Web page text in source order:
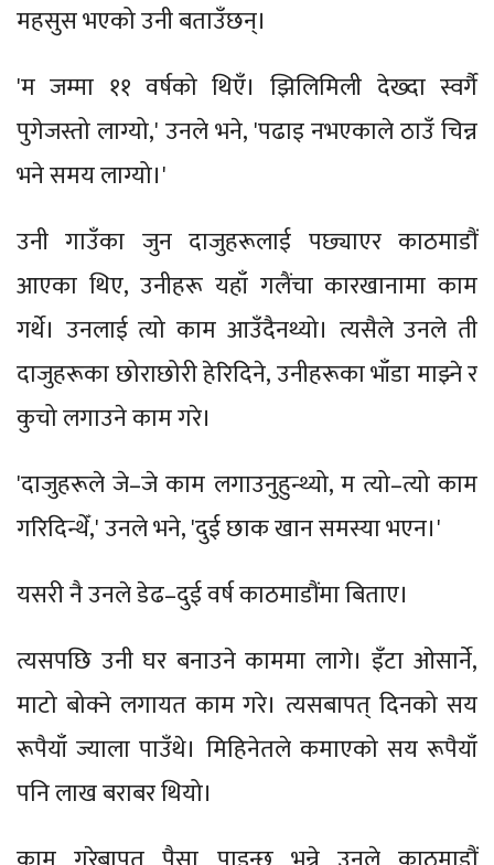
महसुस भएको उनी बताउँछन्।
'म जम्मा ११ वर्षको थिएँ। झिलिमिली देख्दा स्वर्गै
पुगेजस्तो लाग्यो,' उनले भने, 'पढाइ नभएकाले ठाउँ चिन्न
भने समय लाग्यो।'
उनी गाउँका जुन दाजुहरूलाई पछ्याएर काठमाडौं
आएका थिए, उनीहरू यहाँ गलैंचा कारखानामा काम
गर्थे। उनलाई त्यो काम आउँदैनथ्यो। त्यसैले उनले ती
दाजुहरूका छोराछोरी हेरिदिने, उनीहरूका भाँडा माझ्ने र
कुचो लगाउने काम गरे।
'दाजुहरूले जे–जे काम लगाउनुहुन्थ्यो, म त्यो–त्यो काम
गरिदिन्थेँ,' उनले भने, 'दुई छाक खान समस्या भएन।'
यसरी नै उनले डेढ–दुई वर्ष काठमाडौंमा बिताए।
त्यसपछि उनी घर बनाउने काममा लागे। इँटा ओसार्ने,
माटो बोक्ने लगायत काम गरे। त्यसबापत् दिनको सय
रूपैयाँ ज्याला पाउँथे। मिहिनेतले कमाएको सय रूपैयाँ
पनि लाख बराबर थियो।